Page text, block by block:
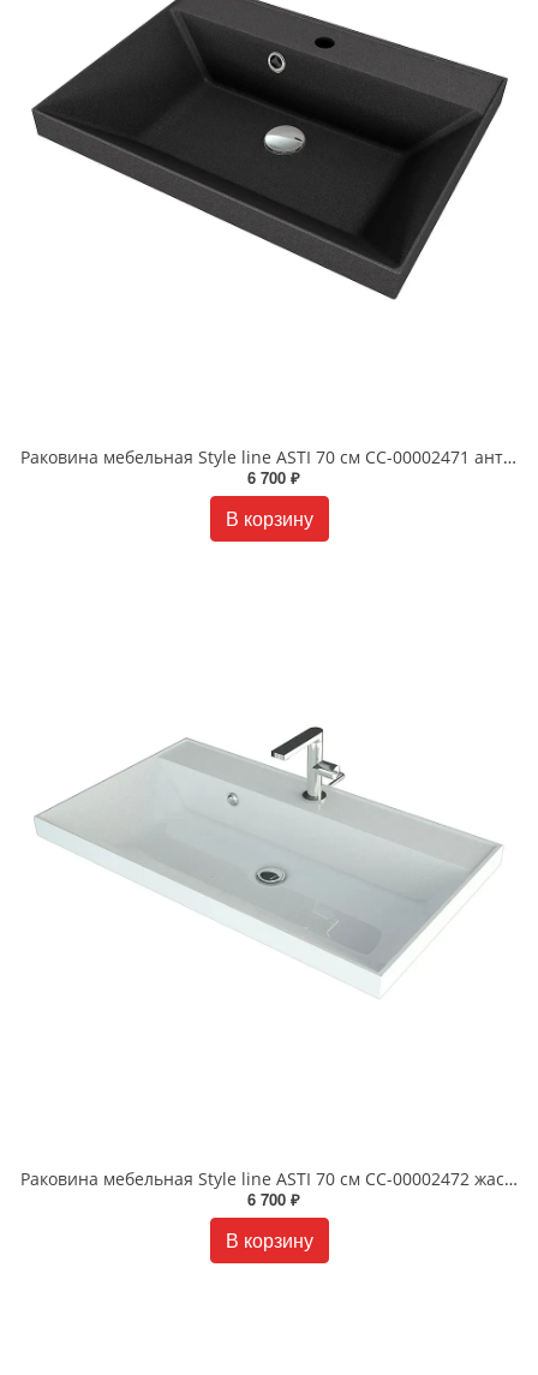
Раковина мебельная Style line ASTI 70 см СС-00002471 антрацит
6 700 ₽
В корзину
Раковина мебельная Style line ASTI 70 см СС-00002472 жасмин
6 700 ₽
В корзину